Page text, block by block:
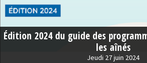
Édition 2024 du guide des
les aînés
Jeudi 27 juin 2024